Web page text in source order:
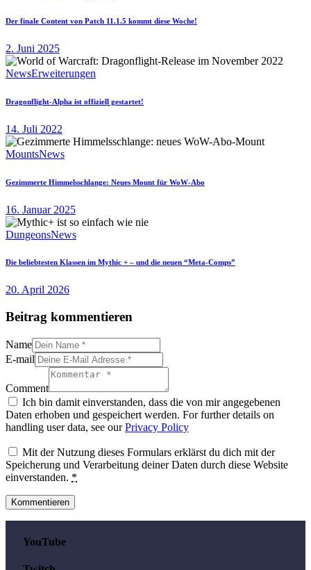
Der finale Content von Patch 11.1.5 kommt diese Woche!
2. Juni 2025
NewsErweiterungen
Dragonflight-Alpha ist offiziell gestartet!
14. Juli 2022
MountsNews
Gezimmerte Himmelsschlange: Neues Mount für WoW-Abo
16. Januar 2025
DungeonsNews
Die beliebtesten Klassen im Mythic + – und die neuen “Meta-Comps”
20. April 2026
Beitrag kommentieren
Name
E-mail
Comment
Ich bin damit einverstanden, dass die von mir angegebenen
Daten erhoben und gespeichert werden. For further details on
handling user data, see ourPrivacy Policy
Mit der Nutzung dieses Formulars erklärst du dich mit der
Speicherung und Verarbeitung deiner Daten durch diese Website
einverstanden. *
YouTube